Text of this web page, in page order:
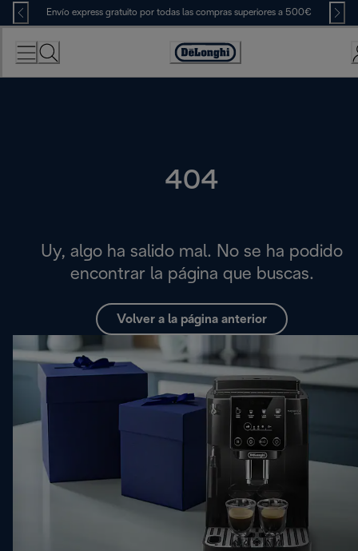
Skip
to
Content
Envío express gratuito por todas las compras superiores a 500€
Accessibility
Statement
404
Uy, algo ha salido mal. No se ha podido
encontrar la página que buscas.
Volver a la página anterior